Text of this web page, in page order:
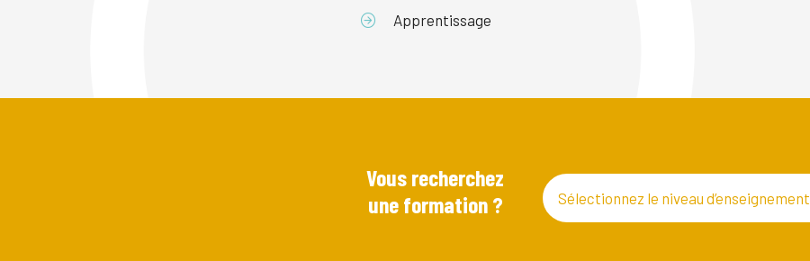
Apprentissage
Vous recherchez
une formation ?
Sélectionnez le niveau d’enseignement